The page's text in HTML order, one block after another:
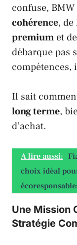
confuse, BMW
cohérence, de
premium et
débarque pas
Il sait
long terme,
d’achat.
A lire aussi:
choix idéal
Une Mission
Stratégie